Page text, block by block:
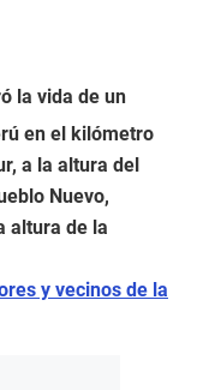
la vida de un
en el kilómetro
a la altura del
Nuevo,
altura de la
y vecinos de la